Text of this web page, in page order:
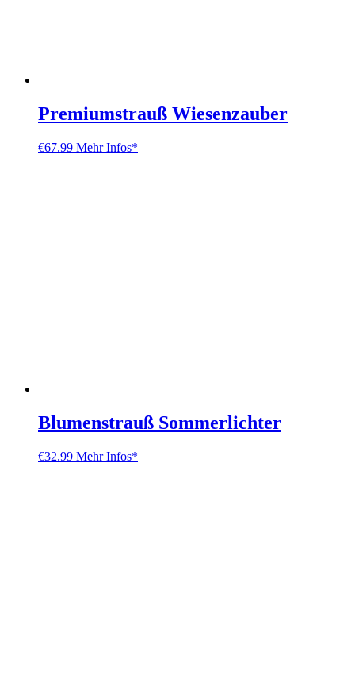
Premiumstrauß Wiesenzauber
€67.99 Mehr Infos*
Blumenstrauß Sommerlichter
€32.99 Mehr Infos*